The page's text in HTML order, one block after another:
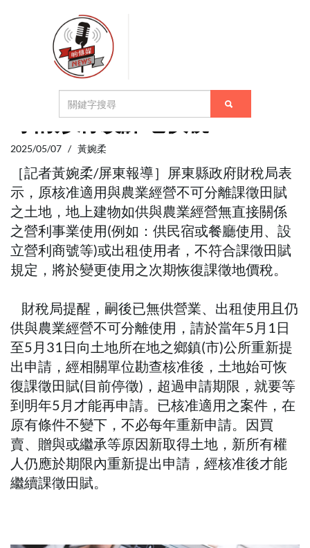
核准與農業經營不可分離之土
地 地上建物如供營業、出租
等情形將改課地價稅
2025/05/07 / 黃婉柔
［記者黃婉柔/屏東報導］屏東縣政府財稅局表
示，原核准適用與農業經營不可分離課徵田賦
之土地，地上建物如供與農業經營無直接關係
之營利事業使用(例如：供民宿或餐廳使用、設
立營利商號等)或出租使用者，不符合課徵田賦
規定，將於變更使用之次期恢復課徵地價稅。
財稅局提醒，嗣後已無供營業、出租使用且仍
供與農業經營不可分離使用，請於當年5月1日
至5月31日向土地所在地之鄉鎮(市)公所重新提
出申請，經相關單位勘查核准後，土地始可恢
復課徵田賦(目前停徵)，超過申請期限，就要等
到明年5月才能再申請。已核准適用之案件，在
原有條件不變下，不必每年重新申請。因買
賣、贈與或繼承等原因新取得土地，新所有權
人仍應於期限內重新提出申請，經核准後才能
繼續課徵田賦。